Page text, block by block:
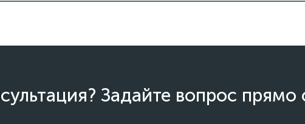
Задайте вопрос прямо